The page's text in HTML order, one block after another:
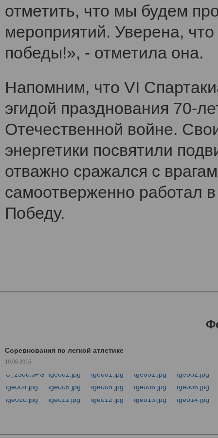
отметить, что мы будем
мероприятий. Уверена,
победы!», - отметила она.
Напомним, что VI
эгидой празднования 70-
Отечественной войне.
энергетики посвятили
отважно сражался с
самоотверженно работал
Победу.
Соревнования по легкой атлетике
10.06.2015